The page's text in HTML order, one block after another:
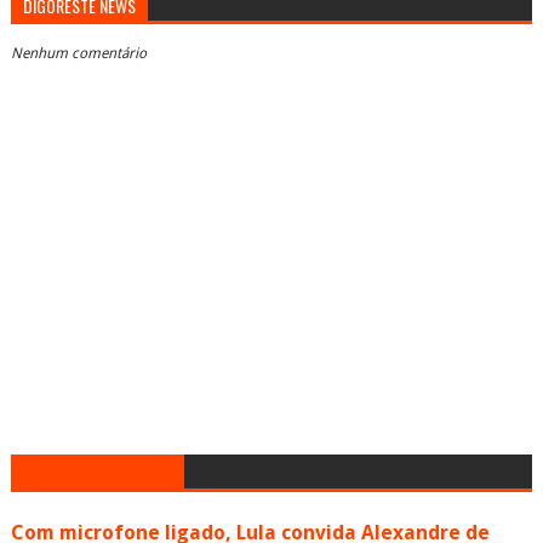
DIGORESTE NEWS
Nenhum comentário
Com microfone ligado, Lula convida Alexandre de